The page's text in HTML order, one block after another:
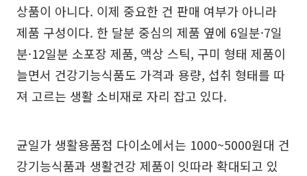
상품이 아니다. 이제 중요한 건 판매 여부가 아니라
제품 구성이다. 한 달분 중심의 제품 옆에 6일분·7일
분·12일분 소포장 제품, 액상 스틱, 구미 형태 제품이
늘면서 건강기능식품도 가격과 용량, 섭취 형태를 따
져 고르는 생활 소비재로 자리 잡고 있다.
균일가 생활용품점 다이소에서는 1000~5000원대 건
강기능식품과 생활건강 제품이 잇따라 확대되고 있